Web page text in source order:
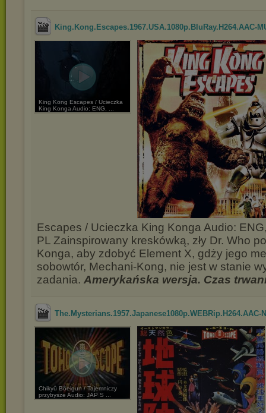
King.Kong.Escapes.1967.USA.1080p.BluRay.H264.AAC-
King Kong Escapes / Ucieczka
King Konga Audio: ENG, ...
Escapes / Ucieczka King Konga Audio:
PL Zainspirowany kreskówką, zły Dr. Who
Konga, aby zdobyć Element X, gdży jego
sobowtór, Mechani-Kong, nie jest w stanie
zadania. Amerykańska wersja. Czas
The.Mysterians.1957.Japanese1080p.WEBRip.H264.AAC-
Chikyû Bôeigun / Tajemniczy
przybysze Audio: JAP S ...